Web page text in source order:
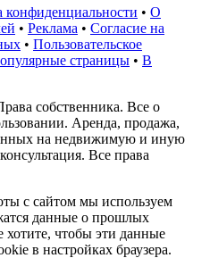
конфиденциальности • О
• Реклама • Согласие на
• Пользовательское
страницы • В
собственника. Все о
Аренда, продажа,
на недвижимую и иную
Все права
с сайтом мы используем
данные о прошлых
чтобы эти данные
в настройках браузера.